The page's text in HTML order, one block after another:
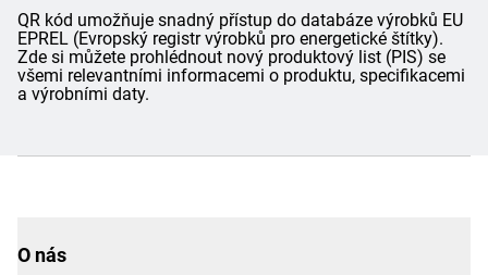
QR kód umožňuje snadný přístup do databáze výrobků EU
EPREL (Evropský registr výrobků pro energetické štítky).
Zde si můžete prohlédnout nový produktový list (PIS) se
všemi relevantními informacemi o produktu, specifikacemi
a výrobními daty.
O nás